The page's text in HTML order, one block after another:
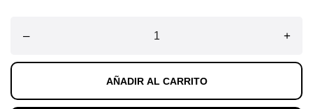
– +
AÑADIR AL CARRITO